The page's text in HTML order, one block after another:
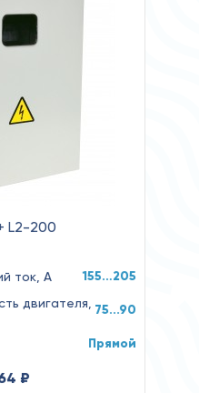
L2-200
ток, А 155…205
двигателя, 75...90
Прямой
₽